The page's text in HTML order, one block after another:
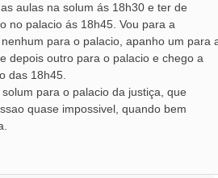
aulas na solum ás 18h30 e ter de
no palacio ás 18h45. Vou para a
para o palacio, apanho um para
depois outro para o palacio e chego a
das 18h45.
para o palacio da justiça, que
quase impossivel, quando bem